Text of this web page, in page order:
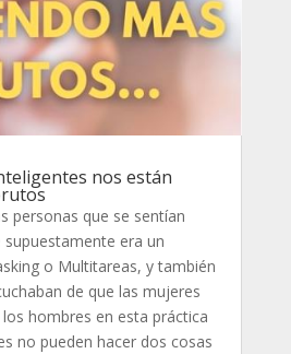
nos están
personas que se sentían
era un
o Multitareas, y también
de que las mujeres
hombres en esta práctica
no pueden hacer dos cosas